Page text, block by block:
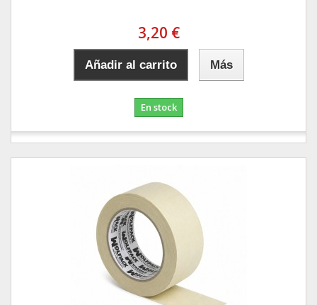
3,20 €
Añadir al carrito Más
En stock